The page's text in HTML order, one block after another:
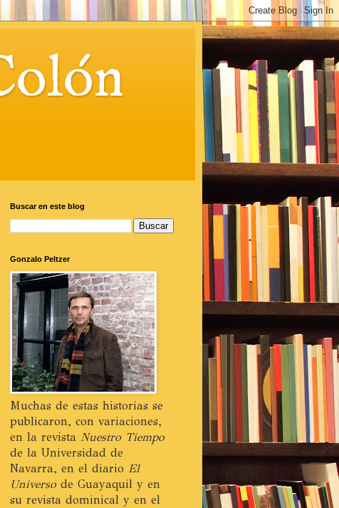
Buscar en este blog
Gonzalo Peltzer
Muchas de estas historias se
publicaron, con variaciones,
en la revista Nuestro Tiempo
de la Universidad de
Navarra, en el diario El
Universode Guayaquil y en
su revista dominical y en el